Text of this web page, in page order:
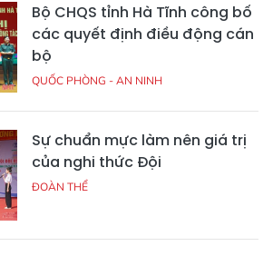
Bộ CHQS tỉnh Hà Tĩnh công bố
các quyết định điều động cán
bộ
QUỐC PHÒNG - AN NINH
Sự chuẩn mực làm nên giá trị
của nghi thức Đội
ĐOÀN THỂ